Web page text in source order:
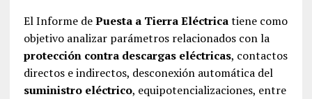
El Informe dePuesta a Tierra Eléctricatiene como
objetivo analizar parámetros relacionados con la
protección contra descargas eléctricas, contactos
directos e indirectos, desconexión automática del
suministro eléctrico, equipotencializaciones, entre